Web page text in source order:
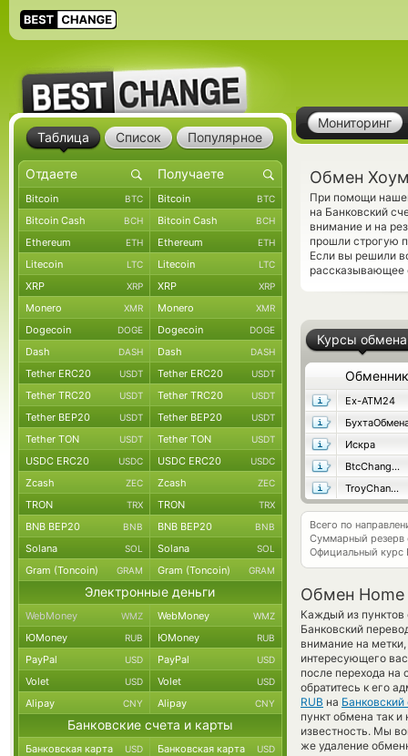
Мониторинг
Обмен Хоум
При помощи
на Банковский
внимание и на
прошли строгую
Если вы решили
рассказывающее
Курсы обмена
Обменник
Ex-ATM24
Искра
BtcChange24
TroyChange
Всего по
Суммарный резерв
Официальный курс
Обмен Home
Каждый из пунктов
Банковский
внимание на
интересующего
после перехода
обратитесь к его
RUB на Банковский
пункт обмена так
известность. Мы
же удаление
Таблица Список Популярное
Bitcoin BTC Bitcoin BTC
Bitcoin Cash BCH Bitcoin Cash BCH
Ethereum ETH Ethereum ETH
Litecoin LTC Litecoin LTC
XRP XRP XRP XRP
Monero XMR Monero XMR
Dogecoin DOGE Dogecoin DOGE
Dash DASH Dash DASH
Tether ERC20 USDT Tether ERC20 USDT
Tether TRC20 USDT Tether TRC20 USDT
Tether BEP20 USDT Tether BEP20 USDT
Tether TON USDT Tether TON USDT
USDC ERC20 USDC USDC ERC20 USDC
Zcash ZEC Zcash ZEC
TRON TRX TRON TRX
BNB BEP20 BNB BNB BEP20 BNB
Solana SOL Solana SOL
Gram (Toncoin) GRAM Gram (Toncoin) GRAM
Электронные деньги
WebMoney WMZ WebMoney WMZ
ЮMoney RUB ЮMoney RUB
PayPal USD PayPal USD
Volet USD Volet USD
Alipay CNY Alipay CNY
Банковские счета и карты
Банковская карта USD Банковская карта USD